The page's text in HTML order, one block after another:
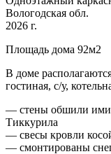
Вологодская обл.
2026 г.
Площадь дома 92м2
В доме
гостиная, с/у,
— стены обшили
Тиккурила
— свесы кровли
— смонтированы